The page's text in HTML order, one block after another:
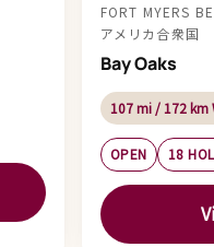
FORT MYERS
アメリカ合衆国
Bay Oaks
107 mi / 172 km
OPEN 18